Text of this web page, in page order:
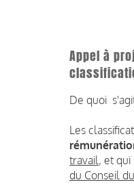
Appel à
De quoi
Les
travail, et
du Conseil